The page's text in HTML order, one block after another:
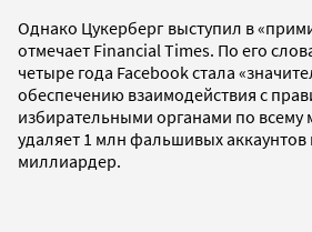
Однако Цукерберг выступил в
отмечает Financial Times. По его
четыре года Facebook стала
обеспечению взаимодействия с
избирательными органами по всему
удаляет 1 млн фальшивых аккаунтов
миллиардер.